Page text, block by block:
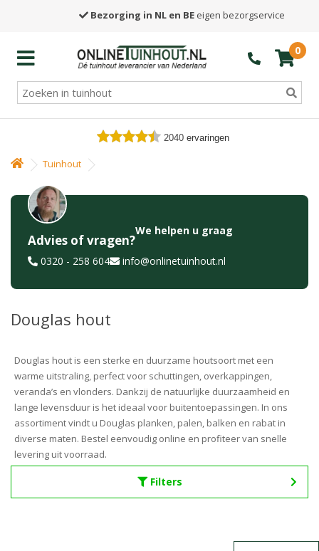
Bezorging in NL en BEeigen bezorgservice
0
2040 ervaringen
Tuinhout
Advies of vragen?
We helpen u graag
0320 - 258 604 info@onlinetuinhout.nl
Douglas hout
Douglas hout is een sterke en duurzame houtsoort met een
warme uitstraling, perfect voor schuttingen, overkappingen,
veranda’s en vlonders. Dankzij de natuurlijke duurzaamheid en
lange levensduur is het ideaal voor buitentoepassingen. In ons
assortiment vindt u Douglas planken, palen, balken en rabat in
diverse maten. Bestel eenvoudig online en profiteer van snelle
levering uit voorraad.
Filters